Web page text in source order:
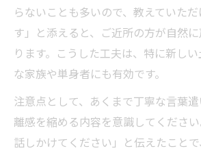
らないことも多いので、教えていた
す」と添えると、ご近所の方が自然
ります。こうした工夫は、特に新し
な家族や単身者にも有効です。
注意点として、あくまで丁寧な言葉
離感を縮める内容を意識してくださ
話しかけてください」と伝えたこと